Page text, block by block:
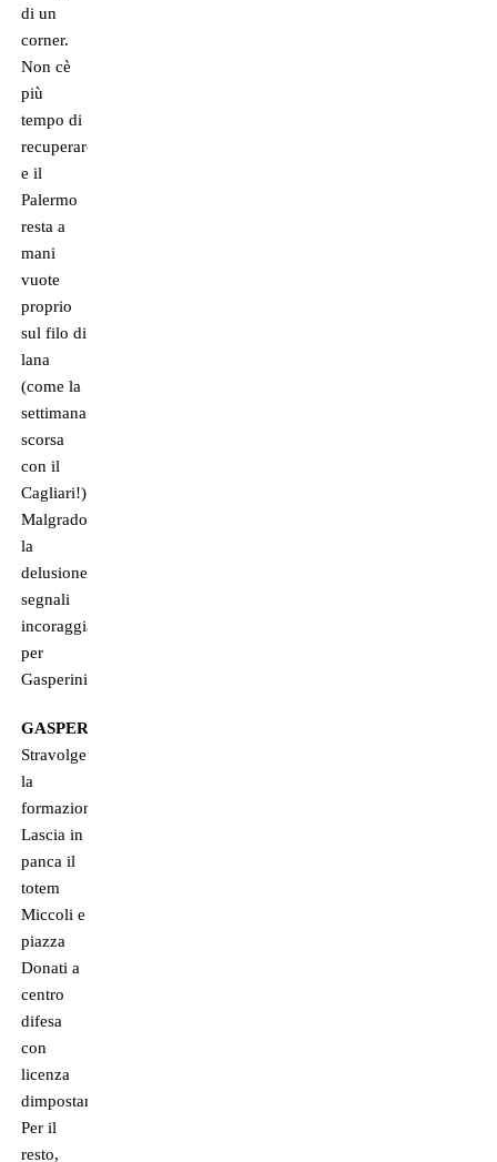
di un
corner.
Non cè
più
tempo di
recuperare
e il
Palermo
resta a
mani
vuote
proprio
sul filo di
lana
(come la
settimana
scorsa
con il
Cagliari!).
Malgrado
la
delusione,
segnali
incoraggianti
per
Gasperini.
GASPERINI
Stravolge
la
formazione.
Lascia in
panca il
totem
Miccoli e
piazza
Donati a
centro
difesa
con
licenza
dimpostare.
Per il
resto,